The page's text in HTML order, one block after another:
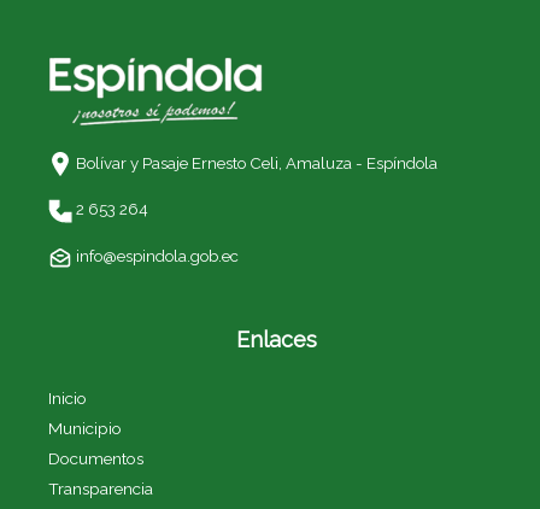
Bolívar y Pasaje Ernesto Celi, Amaluza - Espíndola
2 653 264
info@espindola.gob.ec
Enlaces
Inicio
Municipio
Documentos
Transparencia